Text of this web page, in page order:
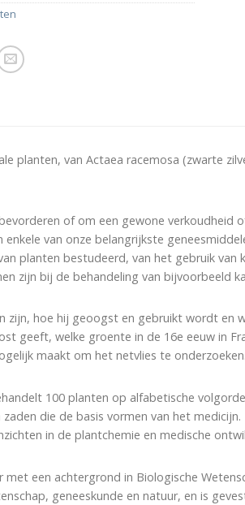
planten, van Actaea racemosa (zwarte
of om een gewone verkoudheid
van onze belangrijkste
planten bestudeerd, van het gebruik van
zijn bij de behandeling van bijvoorbeeld
zijn, hoe hij geoogst en gebruikt wordt en
geeft, welke groente in de 16e eeuw in
maakt om het netvlies te onderzoeken.
100 planten op alfabetische
die de basis vormen van het
in de plantchemie en medische
met een achtergrond in Biologische
geneeskunde en natuur, en is